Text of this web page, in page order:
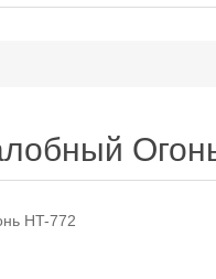
HT-772